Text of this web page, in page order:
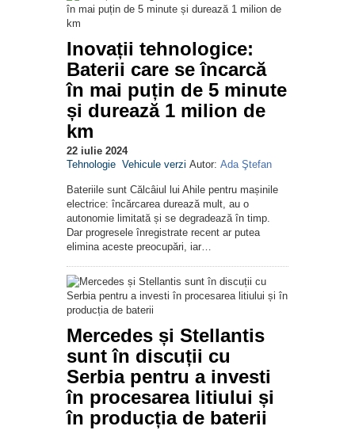
Inovații tehnologice:
Baterii care se încarcă
în mai puțin de 5 minute
și durează 1 milion de
km
22 iulie 2024
Tehnologie Vehicule verzi Autor: Ada Ştefan
Bateriile sunt Călcâiul lui Ahile pentru mașinile
electrice: încărcarea durează mult, au o
autonomie limitată și se degradează în timp.
Dar progresele înregistrate recent ar putea
elimina aceste preocupări, iar…
Mercedes și Stellantis
sunt în discuții cu
Serbia pentru a investi
în procesarea litiului și
în producția de baterii